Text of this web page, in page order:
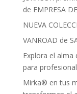
de EMPRESA
NUEVA
VANROAD de
Explora el alma
para
Mirka® en tus